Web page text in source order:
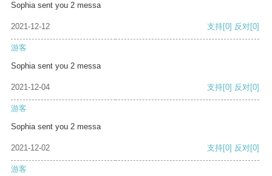
Sophia sent you 2 messa
2021-12-12 支持[0] 反对[0]
游客
Sophia sent you 2 messa
2021-12-04 支持[0] 反对[0]
游客
Sophia sent you 2 messa
2021-12-02 支持[0] 反对[0]
游客